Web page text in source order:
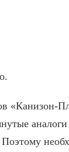
«Канизон-